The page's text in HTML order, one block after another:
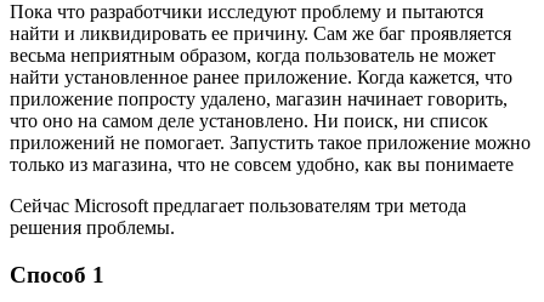
Пока что разработчики исследуют проблему и пытаются
найти и ликвидировать ее причину. Сам же баг проявляется
весьма неприятным образом, когда пользователь не может
найти установленное ранее приложение. Когда кажется, что
приложение попросту удалено, магазин начинает говорить,
что оно на самом деле установлено. Ни поиск, ни список
приложений не помогает. Запустить такое приложение можно
только из магазина, что не совсем удобно, как вы понимаете
Сейчас Microsoft предлагает пользователям три метода
решения проблемы.
Способ 1